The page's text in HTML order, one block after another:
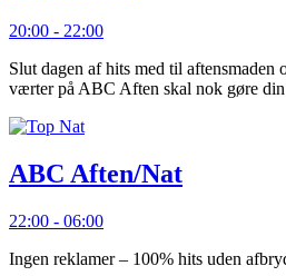
20:00 - 22:00
Slut dagen af hits med til aftensmaden
værter på ABC Aften skal nok gøre din
ABC Aften/Nat
22:00 - 06:00
Ingen reklamer – 100% hits uden